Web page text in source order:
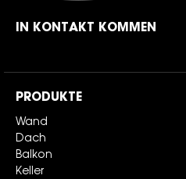
IN KONTAKT KOMMEN
PRODUKTE
Wand
Dach
Balkon
Keller